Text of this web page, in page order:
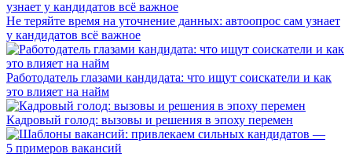
Не теряйте время на уточнение данных: автоопрос сам узнает
у кандидатов всё важное
Работодатель глазами кандидата: что ищут соискатели и как
это влияет на найм
Кадровый голод: вызовы и решения в эпоху перемен